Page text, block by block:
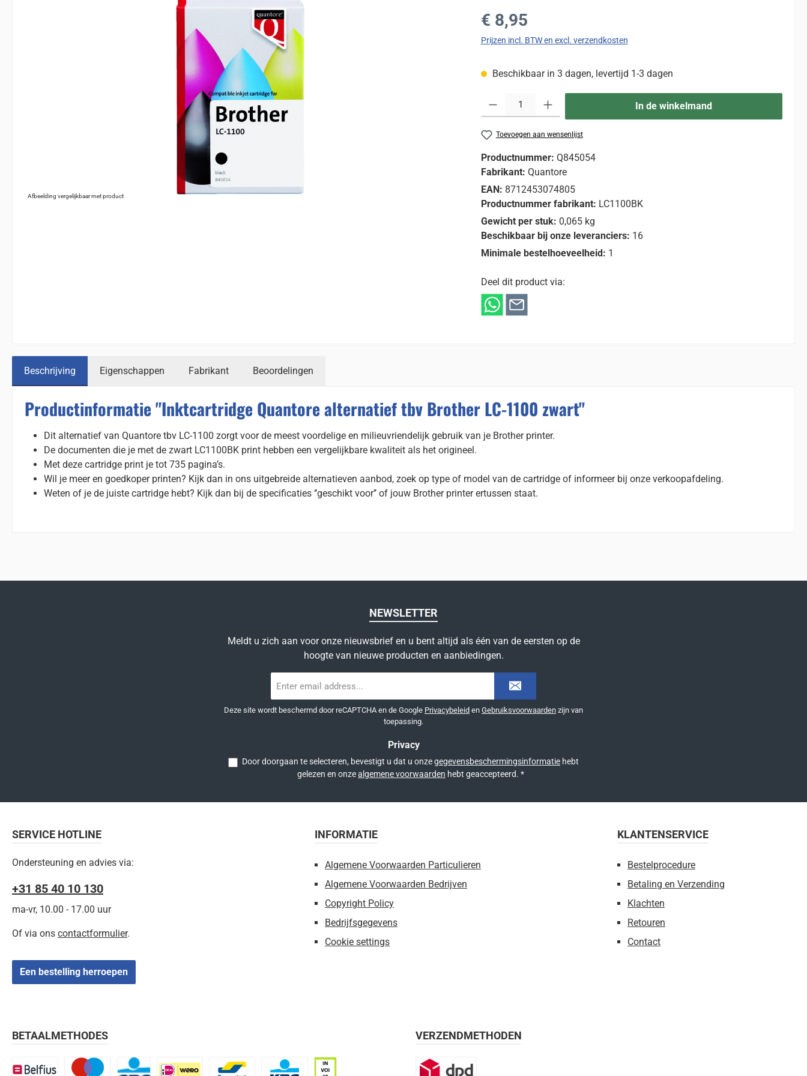
Afbeelding vergelijkbaar met product
Normale prijs:
€ 8,95
Prijzen incl. BTW en excl. verzendkosten
Beschikbaar in 3 dagen, levertijd 1-3 dagen
Producthoeveelheid: Voer de gewenste hoeveelheid in of gebruik de knoppen om de
In de winkelmand
Toevoegen aan wensenlijst
Productnummer: Q845054
Fabrikant: Quantore
EAN: 8712453074805
Productnummer fabrikant: LC1100BK
Gewicht per stuk: 0,065 kg
Beschikbaar bij onze leveranciers: 16
Minimale bestelhoeveelheid: 1
Deel dit product via:
Beschrijving Eigenschappen Fabrikant Beoordelingen
Productinformatie "Inktcartridge Quantore alternatief tbv Brother LC-1100 zwart"
Dit alternatief van Quantore tbv LC-1100 zorgt voor de meest voordelige en milieuvriendelijk gebruik van je Brother printer.
De documenten die je met de zwart LC1100BK print hebben een vergelijkbare kwaliteit als het origineel.
Met deze cartridge print je tot 735 pagina’s.
Wil je meer en goedkoper printen? Kijk dan in ons uitgebreide alternatieven aanbod, zoek op type of model van de cartridge of informeer bij onze verkoopafdeling.
Weten of je de juiste cartridge hebt? Kijk dan bij de specificaties ‘’geschikt voor’’ of jouw Brother printer ertussen staat.
NEWSLETTER
Meldt u zich aan voor onze nieuwsbrief en u bent altijd als één van de eersten op de
hoogte van nieuwe producten en aanbiedingen.
mailadres
Deze site wordt beschermd door reCAPTCHA en de Google Privacybeleid en Gebruiksvoorwaarden zijn van
toepassing.
Privacy
Door doorgaan te selecteren, bevestigt u dat u onzegegevensbeschermingsinformatie hebt
gelezen en onzealgemene voorwaarden hebt geaccepteerd. *
SERVICE HOTLINE
Ondersteuning en advies via:
+31 85 40 10 130
ma-vr, 10.00 - 17.00 uur
Of via ons contactformulier.
Een bestelling herroepen
INFORMATIE
Algemene Voorwaarden Particulieren
Algemene Voorwaarden Bedrijven
Copyright Policy
Bedrijfsgegevens
Cookie settings
KLANTENSERVICE
Bestelprocedure
Betaling en Verzending
Klachten
Retouren
Contact
BETAALMETHODES VERZENDMETHODEN